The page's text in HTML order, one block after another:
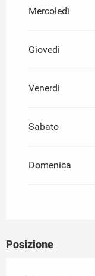
Mercoledì
Giovedì
Venerdì
Sabato
Domenica
Posizione